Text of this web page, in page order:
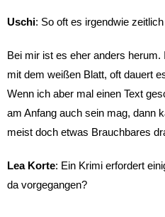
Uschi: So oft es irgendwie
Bei mir ist es eher anders
mit dem weißen Blatt, oft dauert
Wenn ich aber mal einen Text
am Anfang auch sein mag, dann
meist doch etwas Brauchbares
Lea Korte: Ein Krimi erfordert
da vorgegangen?